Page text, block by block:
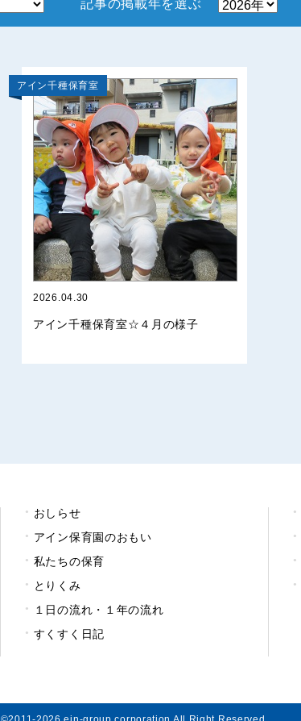
記事の掲載年を選ぶ
アイン千種保育室
2026.04.30
アイン千種保育室☆４月の様子
おしらせ
アイン保育園のおもい
私たちの保育
とりくみ
１日の流れ・１年の流れ
すくすく日記